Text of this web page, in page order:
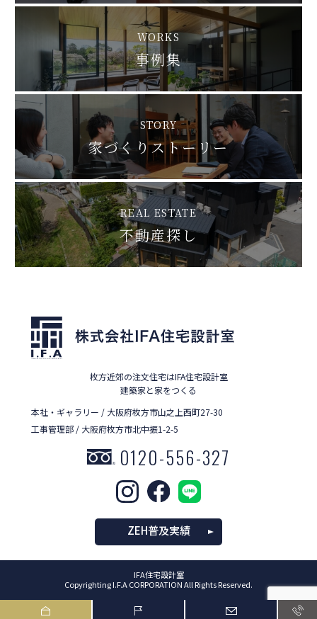
WORKS
事例集
STORY
家づくりストーリー
REAL ESTATE
不動産探し
枚方近郊の注文住宅はIFA住宅設計室
建築家と家をつくる
本社・ギャラリー / 大阪府枚方市山之上西町27-30
工事管理部 / 大阪府枚方市北中振1-2-5
0120-556-327
ZEH普及実績
IFA住宅設計室
Copyrighting I.F.A CORPORATION All Rights Reserved.